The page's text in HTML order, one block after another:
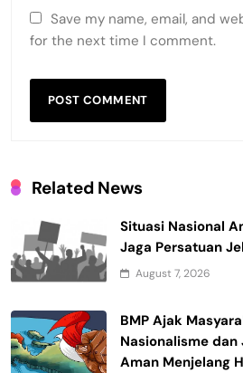
Save my name, email, and
for the next time I comment.
Related News
Situasi Nasional
Jaga Persatuan
August 7, 2026
BMP Ajak
Nasionalisme dan
Aman Menjelang